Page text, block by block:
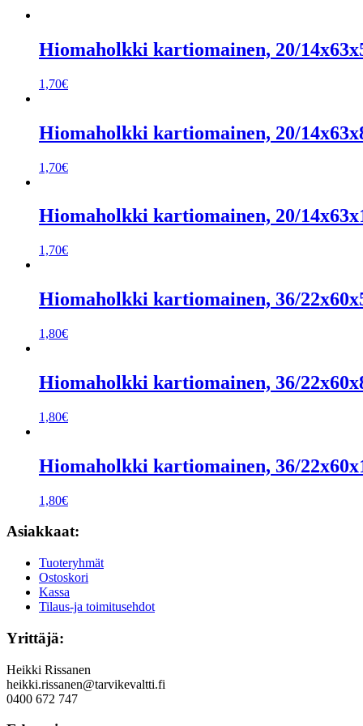
Hiomaholkki kartiomainen, 20/
1,70€
Hiomaholkki kartiomainen, 20/
1,70€
Hiomaholkki kartiomainen, 20/
1,70€
Hiomaholkki kartiomainen, 36/
1,80€
Hiomaholkki kartiomainen, 36/
1,80€
Hiomaholkki kartiomainen, 36/
1,80€
Asiakkaat:
Tuoteryhmät
Ostoskori
Kassa
Tilaus-ja toimitusehdot
Yrittäjä:
Heikki Rissanen
heikki.rissanen@tarvikevaltti.fi
0400 672 747